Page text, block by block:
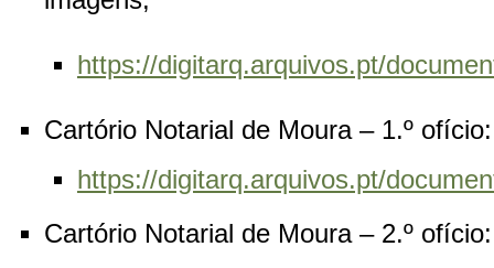
https://digitarq.arquivos.pt/
Cartório Notarial de Moura – 1.º
https://digitarq.arquivos.pt/
Cartório Notarial de Moura – 2.º